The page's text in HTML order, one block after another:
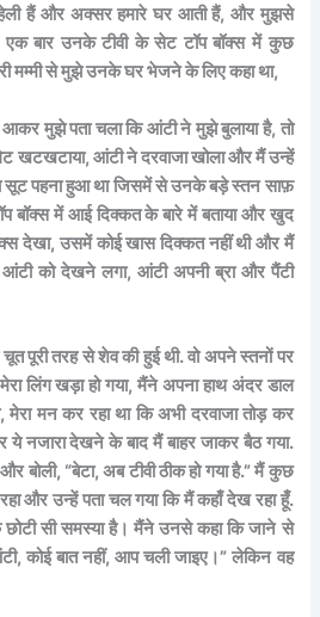
हैं और अक्सर हमारे घर आती हैं, और मुझसे
एक बार उनके टीवी के सेट टॉप बॉक्स में कुछ
मम्मी से मुझे उनके घर भेजने के लिए कहा था,
आकर मुझे पता चला कि आंटी ने मुझे बुलाया है, तो
खटखटाया, आंटी ने दरवाजा खोला और मैं उन्हें
सूट पहना हुआ था जिसमें से उनके बड़े स्तन साफ़
बॉक्स में आई दिक्कत के बारे में बताया और खुद
देखा, उसमें कोई खास दिक्कत नहीं थी और मैं
को देखने लगा, आंटी अपनी ब्रा और पैंटी
पूरी तरह से शेव की हुई थी. वो अपने स्तनों पर
लिंग खड़ा हो गया, मैंने अपना हाथ अंदर डाल
मेरा मन कर रहा था कि अभी दरवाजा तोड़ कर
नजारा देखने के बाद मैं बाहर जाकर बैठ गया.
बोली, “बेटा, अब टीवी ठीक हो गया है.” मैं कुछ
और उन्हें पता चल गया कि मैं कहाँ देख रहा हूँ.
सी समस्या है। मैंने उनसे कहा कि जाने से
कोई बात नहीं, आप चली जाइए।” लेकिन वह